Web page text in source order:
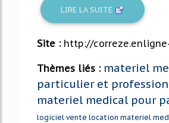
LIRE LA SUITE
Site : http://
Thèmes liés : materiel
particulier et
materiel medical pour
logiciel vente location materiel